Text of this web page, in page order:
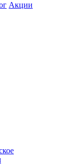
Акции